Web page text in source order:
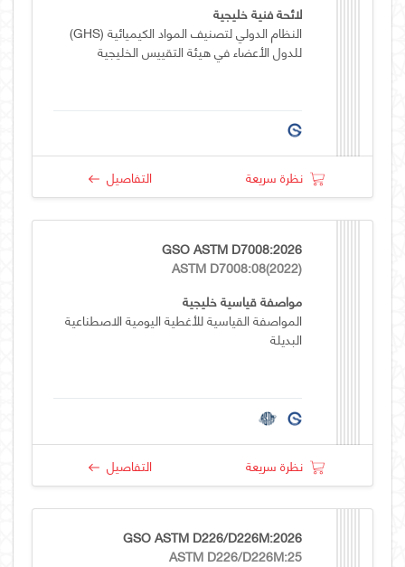
لائحة فنية خليجية
النظام الدولي لتصنيف المواد الكيميائية (GHS)
للدول الأعضاء في هيئة التقييس الخليجية
نظرة سريعة التفاصيل
GSO ASTM D7008:2026
ASTM D7008:08(2022)
مواصفة قياسية خليجية
المواصفة القياسية للأغطية اليومية الاصطناعية
البديلة
نظرة سريعة التفاصيل
GSO ASTM D226/D226M:2026
ASTM D226/D226M:25